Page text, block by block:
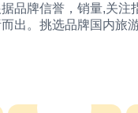
品牌信誉，销量,关注
出。挑选品牌国内旅